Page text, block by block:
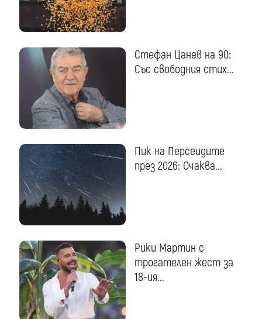
Стефан Цанев на 90:
Със свободния стих...
Пик на Персеидите
през 2026: Очаква...
Рики Мартин с
трогателен жест за
18-ия...